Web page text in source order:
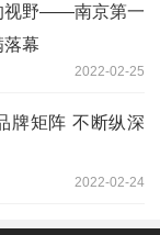
视野——南京第一
落幕
2022-02-25
牌矩阵 不断纵深
2022-02-24